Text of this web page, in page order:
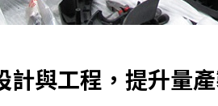
與工程，提升量